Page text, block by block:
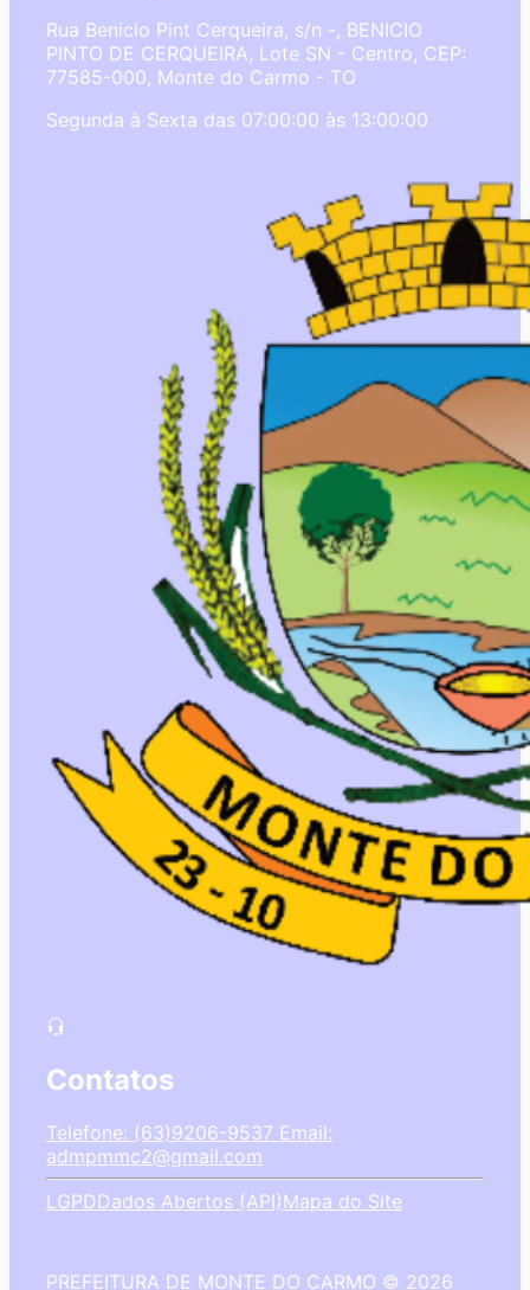
Rua Benicio Pint Cerqueira, s/n -, BENICIO
PINTO DE CERQUEIRA, Lote SN - Centro, CEP:
77585-000, Monte do Carmo - TO
Segunda à Sexta das 07:00:00 às 13:00:00
Contatos
Telefone: (63)9206-9537 Email:
admpmmc2@gmail.com
LGPDDados Abertos (API)Mapa do Site
PREFEITURA DE MONTE DO CARMO © 2026